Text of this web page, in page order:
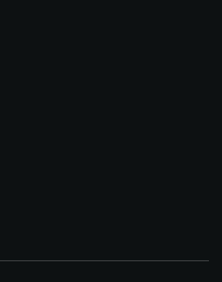
funzionamento